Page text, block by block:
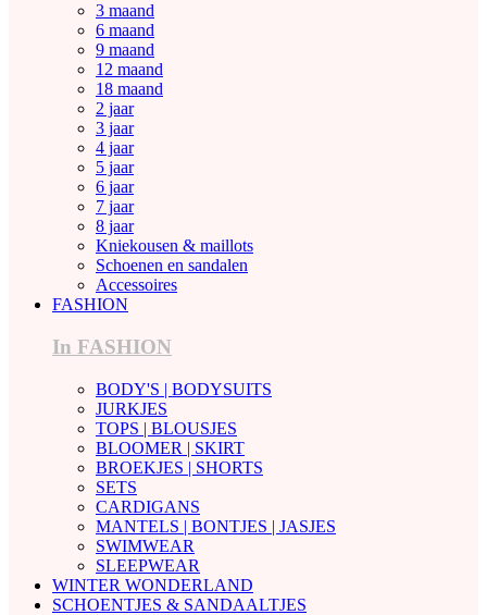
3 maand
6 maand
9 maand
12 maand
18 maand
2 jaar
3 jaar
4 jaar
5 jaar
6 jaar
7 jaar
8 jaar
Kniekousen & maillots
Schoenen en sandalen
Accessoires
FASHION
In FASHION
BODY'S | BODYSUITS
JURKJES
TOPS | BLOUSJES
BLOOMER | SKIRT
BROEKJES | SHORTS
SETS
CARDIGANS
MANTELS | BONTJES | JASJES
SWIMWEAR
SLEEPWEAR
WINTER WONDERLAND
SCHOENTJES & SANDAALTJES